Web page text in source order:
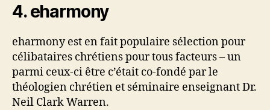
4. eharmony
eharmony est en fait populaire sélection pour
célibataires chrétiens pour tous facteurs – un
parmi ceux-ci être c’était co-fondé par le
théologien chrétien et séminaire enseignant Dr.
Neil Clark Warren.